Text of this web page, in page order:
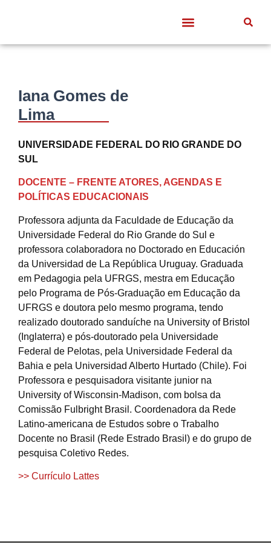
Iana Gomes de
Lima
UNIVERSIDADE FEDERAL DO RIO GRANDE DO
SUL
DOCENTE – FRENTE ATORES, AGENDAS E
POLÍTICAS EDUCACIONAIS
Professora adjunta da Faculdade de Educação da
Universidade Federal do Rio Grande do Sul e
professora colaboradora no Doctorado en Educación
da Universidad de La República Uruguay. Graduada
em Pedagogia pela UFRGS, mestra em Educação
pelo Programa de Pós-Graduação em Educação da
UFRGS e doutora pelo mesmo programa, tendo
realizado doutorado sanduíche na University of Bristol
(Inglaterra) e pós-doutorado pela Universidade
Federal de Pelotas, pela Universidade Federal da
Bahia e pela Universidad Alberto Hurtado (Chile). Foi
Professora e pesquisadora visitante junior na
University of Wisconsin-Madison, com bolsa da
Comissão Fulbright Brasil. Coordenadora da Rede
Latino-americana de Estudos sobre o Trabalho
Docente no Brasil (Rede Estrado Brasil) e do grupo de
pesquisa Coletivo Redes.
>> Currículo Lattes